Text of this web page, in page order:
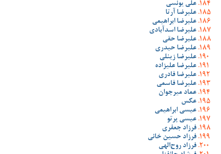
علی یونسی
علیرضا آرتا
علیرضا ابراهیمی
علیرضا اسدآبادی
علیرضا حقی
علیرضا حیدری
علیرضا زینلی
علیرضا علیزاده
علیرضا قادری
علیرضا قاسمی
عماد میرجوان
عکس
عیسی ابراهیمی
عیسی پرتو
فرزاد جعفری
فرزاد حسین خانی
فرزاد روح‌الهی